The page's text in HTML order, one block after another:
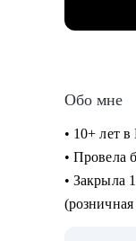
Обо мне
• 10+ лет в
• Провела
• Закрыла